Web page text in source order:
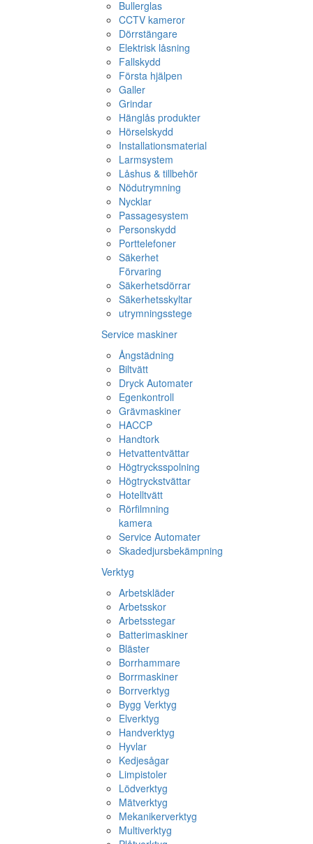
Bullerglas
CCTV kameror
Dörrstängare
Elektrisk låsning
Fallskydd
Första hjälpen
Galler
Grindar
Hänglås produkter
Hörselskydd
Installationsmaterial
Larmsystem
Låshus & tillbehör
Nödutrymning
Nycklar
Passagesystem
Personskydd
Porttelefoner
Säkerhet
Förvaring
Säkerhetsdörrar
Säkerhetsskyltar
utrymningsstege
Service maskiner
Ångstädning
Biltvätt
Dryck Automater
Egenkontroll
Grävmaskiner
HACCP
Handtork
Hetvattentvättar
Högtrycksspolning
Högtryckstvättar
Hotelltvätt
Rörfilmning
kamera
Service Automater
Skadedjursbekämpning
Verktyg
Arbetskläder
Arbetsskor
Arbetsstegar
Batterimaskiner
Bläster
Borrhammare
Borrmaskiner
Borrverktyg
Bygg Verktyg
Elverktyg
Handverktyg
Hyvlar
Kedjesågar
Limpistoler
Lödverktyg
Mätverktyg
Mekanikerverktyg
Multiverktyg